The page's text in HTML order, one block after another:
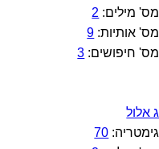
מס' מילים: 2
מס' אותיות: 9
מס' חיפושים: 3
ג אלול
גימטריה: 70